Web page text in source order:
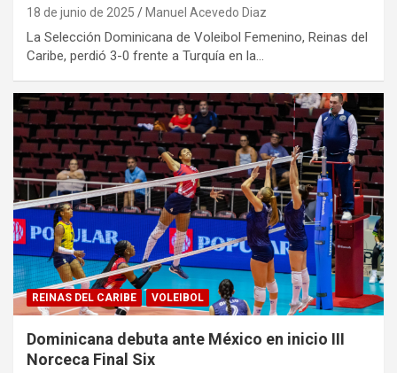
18 de junio de 2025 Manuel Acevedo Diaz
La Selección Dominicana de Voleibol Femenino, Reinas del
Caribe, perdió 3-0 frente a Turquía en la…
REINAS DEL CARIBE VOLEIBOL
Dominicana debuta ante México en inicio III
Norceca Final Six